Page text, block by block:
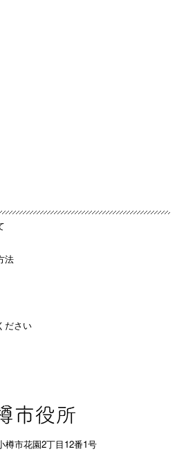
法
ださい
樽市花園2丁目12番1号